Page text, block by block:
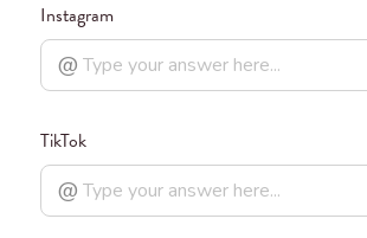
Instagram
@
TikTok
@